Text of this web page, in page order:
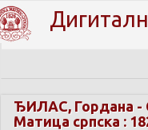
ЂИЛАС, Гордана -
Матица српска :